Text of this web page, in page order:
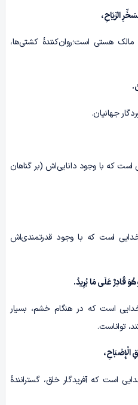
الرِّیَاحِ،
هستی است؛روان‌کنندۀ کشتی‌ها،
جهانیان.
که با وجود دانایی‌اش (بر گناهان
است که با وجود قدرتمندی‌اش
قَادِرٌ عَلَى مَا یُرِیدُ.
است که در هنگام خشم، بسیار
تواناست.
الْإِصْبَاحِ،
که آفریدگار خلق، گسترانندۀ